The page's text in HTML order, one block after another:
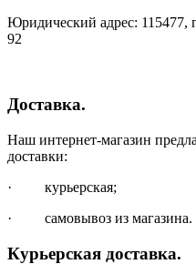
Юридический адрес: 115477,
92
Доставка.
Наш интернет-магазин
доставки:
· курьерская;
· самовывоз из магазина.
Курьерская доставка.